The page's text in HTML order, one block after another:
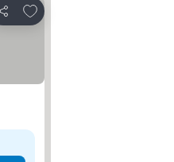
Teilen
Zu Favoriten hinzufügen